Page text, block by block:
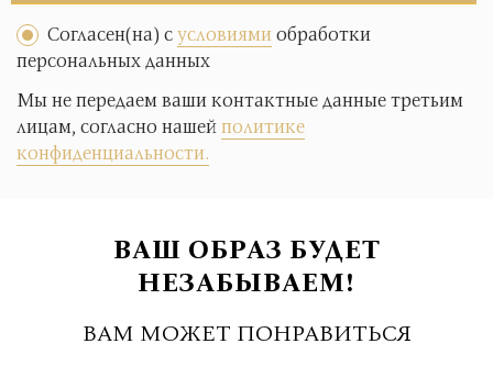
Согласен(на) сусловиямиобработки
персональных данных
Мы не передаем ваши контактные данные третьим
лицам, согласно нашейполитике
конфиденциальности.
ВАШ ОБРАЗ БУДЕТ
НЕЗАБЫВАЕМ!
ВАМ МОЖЕТ ПОНРАВИТЬСЯ